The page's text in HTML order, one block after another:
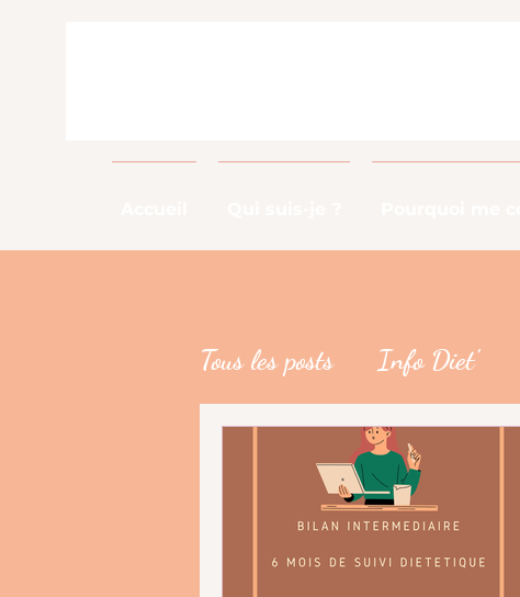
Tous les posts Info Diet'
Info Métier DME
En quoi puis-je vous aider ?